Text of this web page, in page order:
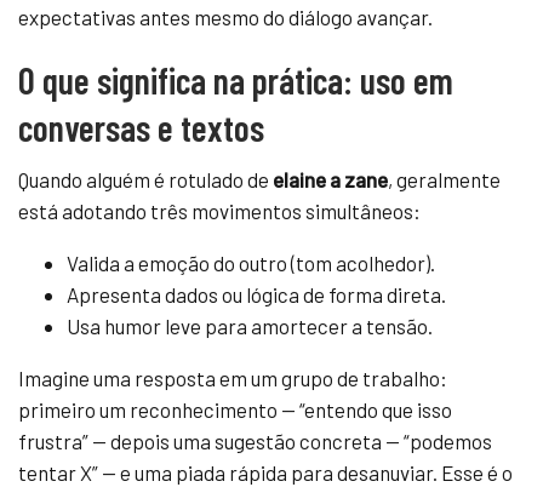
expectativas antes mesmo do diálogo avançar.
O que significa na prática: uso em
conversas e textos
Quando alguém é rotulado de elaine a zane, geralmente
está adotando três movimentos simultâneos:
Valida a emoção do outro (tom acolhedor).
Apresenta dados ou lógica de forma direta.
Usa humor leve para amortecer a tensão.
Imagine uma resposta em um grupo de trabalho:
primeiro um reconhecimento — “entendo que isso
frustra” — depois uma sugestão concreta — “podemos
tentar X” — e uma piada rápida para desanuviar. Esse é o